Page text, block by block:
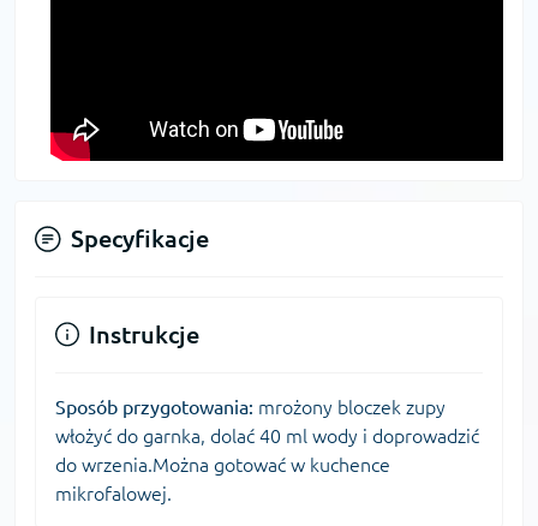
Specyfikacje
Instrukcje
Sposób przygotowania: mrożony bloczek zupy
włożyć do garnka, dolać 40 ml wody i doprowadzić
do wrzenia.Można gotować w kuchence
mikrofalowej.